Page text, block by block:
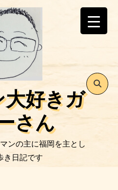
大好きガ
さん
ンの主に福岡を主とし
き日記です